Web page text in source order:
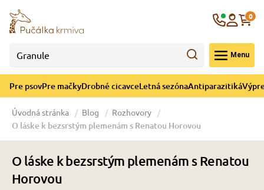
Menu
0
Pre psovPre mačkyDrobné cicavceLetná sezónaAntiparazitiká
psov
Pre psov
psov
psov
mačky
Pre mačky
mačky
mačky
cicavce
Drobné cicavce
sezóna
Letná sezóna
ochladenie
Výpredaj
CZK
Úvodná stránka Blog Rozhovory
O láske k bezsrstým plemenám s Renatou Horovou
O láske k bezsrstým plemenám s Renatou
Horovou